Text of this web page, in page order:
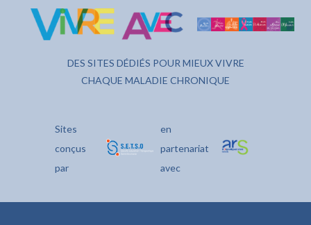
DES SITES DÉDIÉS POUR MIEUX VIVRE
CHAQUE MALADIE CHRONIQUE
Sites
conçus
par
en
partenariat
avec